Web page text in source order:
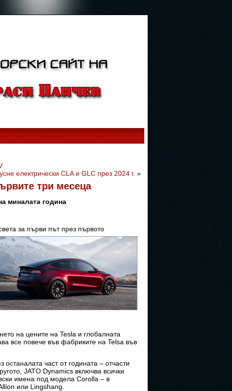
електрически CLA и GLC през 2024 г. »
три месеца
миналата година
за първи път през първото
на цените на Tesla и глобалната
все повече във фабриките на Telsa във
част от годината – отчасти
JATO Dynamics включва всички
имена под модела Corolla – в
или Lingshang.